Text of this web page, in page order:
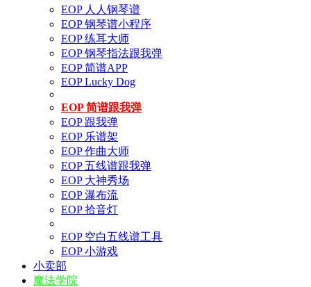
EOP 人人钢琴谱
EOP 钢琴谱小程序
EOP 练耳大师
EOP 钢琴指法跟我弹
EOP 简谱APP
EOP Lucky Dog
EOP 简谱跟我弹
EOP 跟我弹
EOP 乐谱架
EOP 作曲大师
EOP 五线谱跟我弹
EOP 大神秀场
EOP 瀑布流
EOP 拾音灯
EOP 空白五线谱工具
EOP 小游戏
小卖部
魔法学院